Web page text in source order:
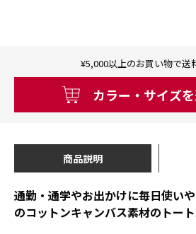
¥5,000以上のお買い物で送
カラー・サイズ
商品説明
通勤・通学やお出かけに毎日使い
のコットンキャンバス素材のトー